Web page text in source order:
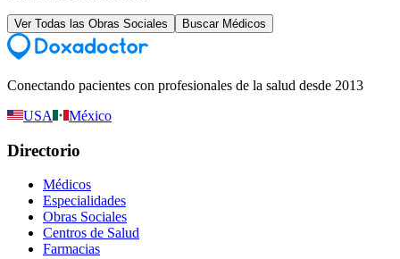
Ver Todas las Obras Sociales Buscar Médicos
Conectando pacientes con profesionales de la salud desde 2013
USA
México
Directorio
Médicos
Especialidades
Obras Sociales
Centros de Salud
Farmacias